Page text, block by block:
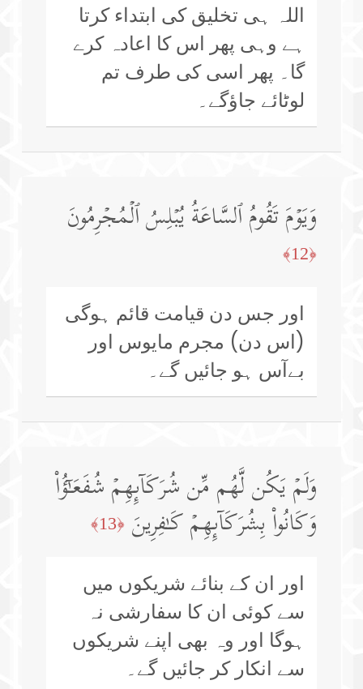
اللہ ہی تخلیق کی ابتداء کرتا
ہے وہی پھر اس کا اعادہ کرے
گا۔ پھر اسی کی طرف تم
لوٹائے جاؤگے۔
وَیَوۡمَ تَقُومُ ٱلسَّاعَةُ یُبۡلِسُ ٱلۡمُجۡرِمُونَ
﴿12﴾
اور جس دن قیامت قائم ہوگی
(اس دن) مجرم مایوس اور
بےآس ہو جائیں گے۔
وَلَمۡ یَكُن لَّهُم مِّن شُرَكَاۤىِٕهِمۡ شُفَعَـٰۤؤُا۟
وَكَانُوا۟ بِشُرَكَاۤىِٕهِمۡ كَـٰفِرِینَ ﴿13﴾
اور ان کے بنائے شریکوں میں
سے کوئی ان کا سفارشی نہ
ہوگا اور وہ بھی اپنے شریکوں
سے انکار کر جائیں گے۔